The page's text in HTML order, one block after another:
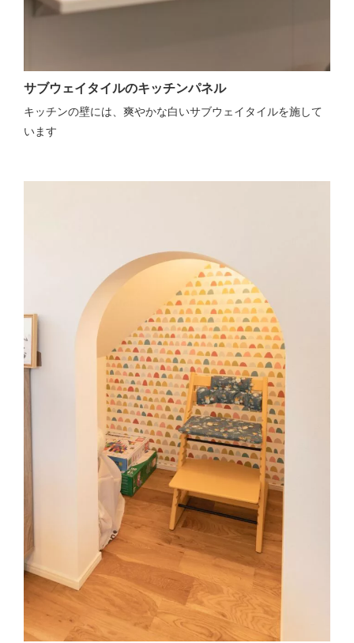
サブウェイタイルのキッチンパネル
キッチンの壁には、爽やかな白いサブウェイタイルを施して
います